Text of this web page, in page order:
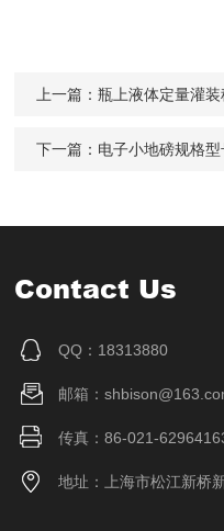
上一篇：瓶上液体定量灌
下一篇： 电子小地磅规格
Contact Us
QQ：18313880
邮箱：
传真：86-021-
地址：上海市松江新桥